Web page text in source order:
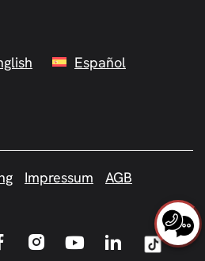
Español
Impressum
AGB